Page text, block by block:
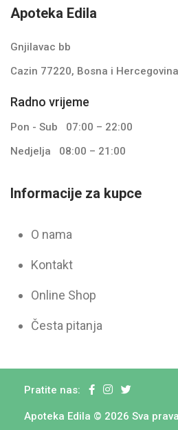
VICHY
VITABIOTICS
ZADA Pharmaceuticals
Apoteka Edila
Gnjilavac bb
Cazin 77220, Bosna i Hercegovina
Radno vrijeme
Pon - Sub
07:00 – 22:00
Nedjelja 08:00 – 21:00
Informacije za kupce
O nama
Kontakt
Online Shop
Česta pitanja
Pratite nas:
Apoteka Edila © 2026 Sva